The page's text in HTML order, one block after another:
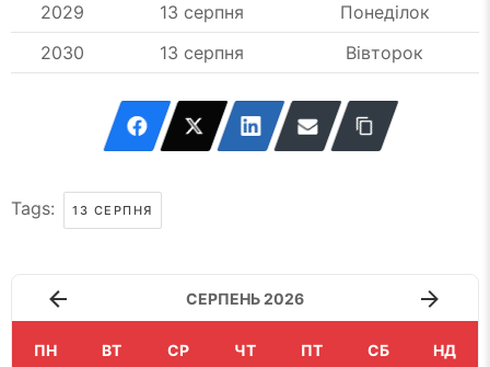
2029
13 серпня
Понеділок
2030
13 серпня Вівторок
Tags: 13 СЕРПНЯ
СЕРПЕНЬ 2026
ПН ВТ СР ЧТ ПТ СБ НД